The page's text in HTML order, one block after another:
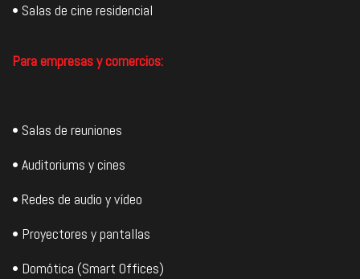
• Salas de cine residencial
Para empresas y comercios:
• Salas de reuniones
• Auditoriums y cines
• Redes de audio y vídeo
• Proyectores y pantallas
• Domótica (Smart Offices)